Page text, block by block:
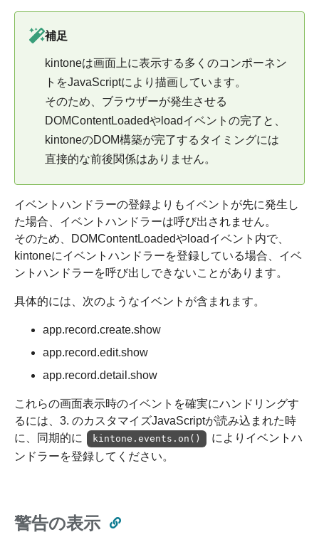
補足
kintoneは画面上に表示する多くのコンポーネン
トをJavaScriptにより描画しています。
そのため、ブラウザーが発生させる
DOMContentLoadedやloadイベントの完了と、
kintoneのDOM構築が完了するタイミングには
直接的な前後関係はありません。
イベントハンドラーの登録よりもイベントが先に発生し
た場合、イベントハンドラーは呼び出されません。
そのため、DOMContentLoadedやloadイベント内で、
kintoneにイベントハンドラーを登録している場合、イベ
ントハンドラーを呼び出しできないことがあります。
具体的には、次のようなイベントが含まれます。
app.record.create.show
app.record.edit.show
app.record.detail.show
これらの画面表示時のイベントを確実にハンドリングす
るには、3. のカスタマイズJavaScriptが読み込まれた時
に、同期的に
kintone.events.on()
によりイベントハ
ンドラーを登録してください。
警告の表示